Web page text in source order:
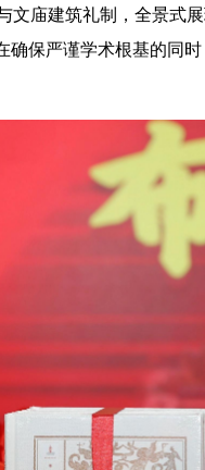
庙建筑礼制，全景式
保严谨学术根基的同